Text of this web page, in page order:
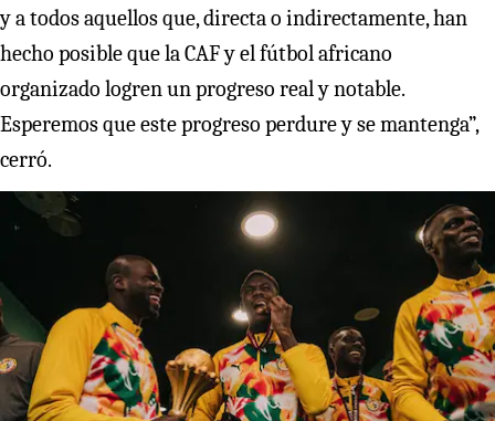
y a todos aquellos que, directa o indirectamente, han
hecho posible que la CAF y el fútbol africano
organizado logren un progreso real y notable.
Esperemos que este progreso perdure y se mantenga”,
cerró.